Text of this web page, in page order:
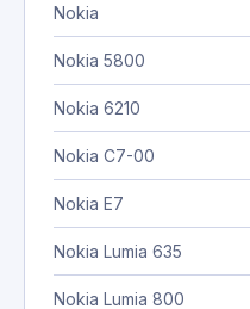
Nokia
Nokia 5800
Nokia 6210
Nokia C7-00
Nokia E7
Nokia Lumia 635
Nokia Lumia 800